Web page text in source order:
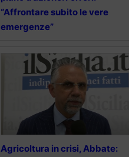
“Affrontare subito le vere
emergenze”
Agricoltura in crisi, Abbate: